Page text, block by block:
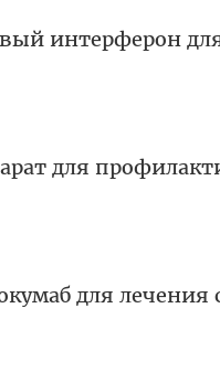
интерферон
для
для